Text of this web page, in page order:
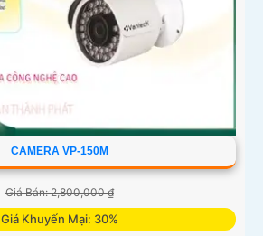
CAMERA VP-150M
Giá Bán: 2,800,000 ₫
Giá Khuyến Mại: 30%